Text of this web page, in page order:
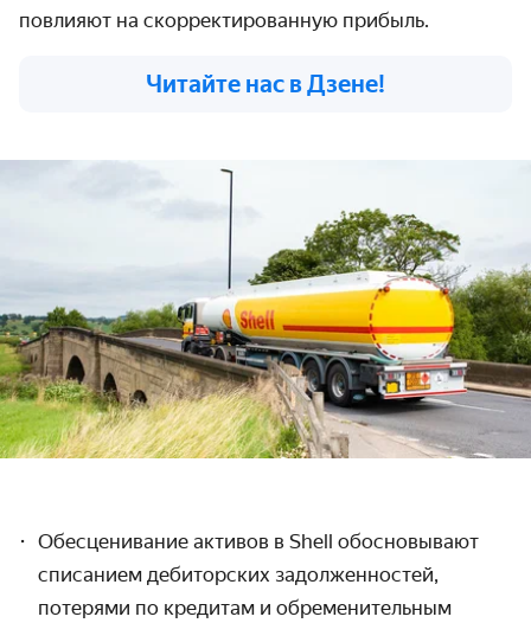
повлияют на скорректированную прибыль.
Читайте нас в Дзене!
Обесценивание активов в Shell обосновывают
списанием дебиторских задолженностей,
потерями по кредитам и обременительным